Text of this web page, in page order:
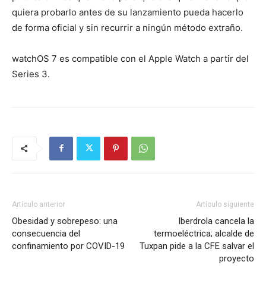
quiera probarlo antes de su lanzamiento pueda hacerlo
de forma oficial y sin recurrir a ningún método extraño.
watchOS 7 es compatible con el Apple Watch a partir del
Series 3.
Artículo anterior
Obesidad y sobrepeso: una
consecuencia del
confinamiento por COVID-19
Artículo siguiente
Iberdrola cancela la
termoeléctrica; alcalde de
Tuxpan pide a la CFE salvar el
proyecto